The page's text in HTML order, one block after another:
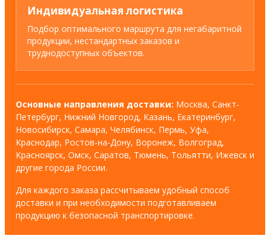
Индивидуальная логистика
Подбор оптимального маршрута для негабаритной
продукции, нестандартных заказов и
труднодоступных объектов.
Основные направления доставки: Москва, Санкт-
Петербург, Нижний Новгород, Казань, Екатеринбург,
Новосибирск, Самара, Челябинск, Пермь, Уфа,
Краснодар, Ростов-на-Дону, Воронеж, Волгоград,
Красноярск, Омск, Саратов, Тюмень, Тольятти, Ижевск и
другие города России.
Для каждого заказа рассчитываем удобный способ
доставки и при необходимости подготавливаем
продукцию к безопасной транспортировке.